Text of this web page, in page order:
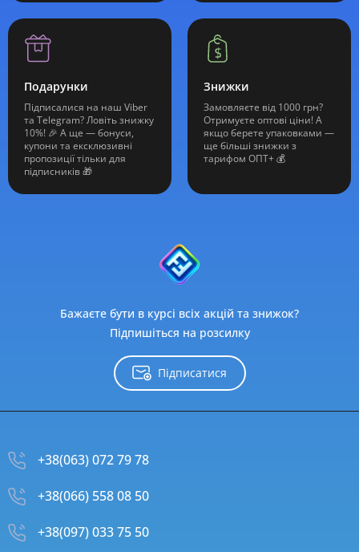
Подарунки
Підписалися на наш Viber
та Telegram? Ловіть знижку
10%! 🎉 А ще — бонуси,
купони та ексклюзивні
пропозиції тільки для
підписників 🎁
Знижки
Замовляєте від 1000 грн?
Отримуєте оптові ціни! А
якщо берете упаковками —
ще більші знижки з
тарифом ОПТ+ 💰
Бажаєте бути в курсі всіх акцій та знижок?
Підпишіться на розсилку
Підписатися
+38(063) 072 79 78
+38(066) 558 08 50
+38(097) 033 75 50